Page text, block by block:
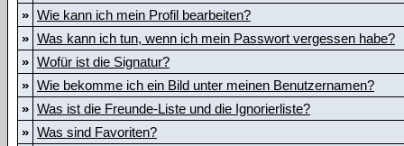
» Wie kann ich mein Profil bearbeiten?
» Was kann ich tun, wenn ich mein Passwort vergessen habe?
» Wofür ist die Signatur?
» Wie bekomme ich ein Bild unter meinen Benutzernamen?
» Was ist die Freunde-Liste und die Ignorierliste?
» Was sind Favoriten?